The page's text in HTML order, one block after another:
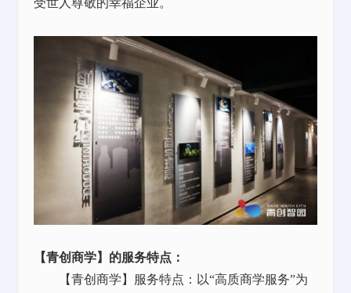
受世人尊敬的幸福企业。
【青创商学】的服务特点：
【青创商学】服务特点：以“高质商学服务”为